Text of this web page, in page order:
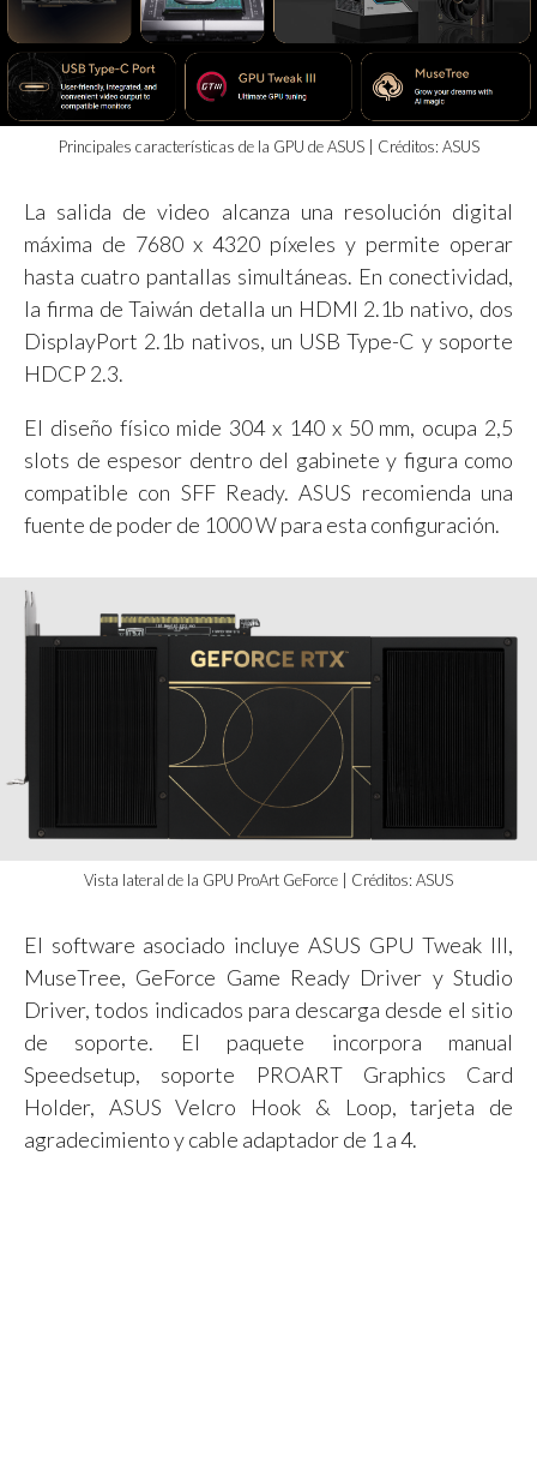
Principales características de la GPU de ASUS | Créditos: ASUS
La salida de video alcanza una resolución digital
máxima de 7680 x 4320 píxeles y permite operar
hasta cuatro pantallas simultáneas. En conectividad,
la firma de Taiwán detalla un HDMI 2.1b nativo, dos
DisplayPort 2.1b nativos, un USB Type-C y soporte
HDCP 2.3.
El diseño físico mide 304 x 140 x 50 mm, ocupa 2,5
slots de espesor dentro del gabinete y figura como
compatible con SFF Ready. ASUS recomienda una
fuente de poder de 1000 W para esta configuración.
Vista lateral de la GPU ProArt GeForce | Créditos: ASUS
El software asociado incluye ASUS GPU Tweak III,
MuseTree, GeForce Game Ready Driver y Studio
Driver, todos indicados para descarga desde el sitio
de soporte. El paquete incorpora manual
Speedsetup, soporte PROART Graphics Card
Holder, ASUS Velcro Hook & Loop, tarjeta de
agradecimiento y cable adaptador de 1 a 4.